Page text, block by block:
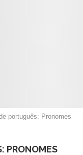
português: Pronomes
PRONOMES